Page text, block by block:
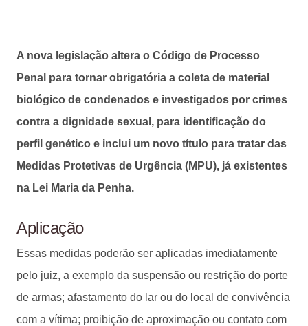
A nova legislação altera o Código de Processo
Penal para tornar obrigatória a coleta de material
biológico de condenados e investigados por crimes
contra a dignidade sexual, para identificação do
perfil genético e inclui um novo título para tratar das
Medidas Protetivas de Urgência (MPU), já existentes
na Lei Maria da Penha.
Aplicação
Essas medidas poderão ser aplicadas imediatamente
pelo juiz, a exemplo da suspensão ou restrição do porte
de armas; afastamento do lar ou do local de convivência
com a vítima; proibição de aproximação ou contato com